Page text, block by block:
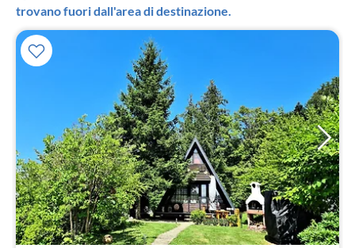
trovano fuori dall'area di destinazione.